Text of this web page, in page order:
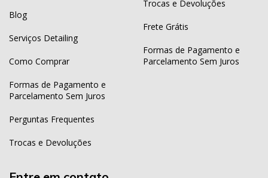
Blog
Serviços Detailing
Como Comprar
Formas de Pagamento e
Parcelamento Sem Juros
Perguntas Frequentes
Trocas e Devoluções
Trocas e Devoluções
Frete Grátis
Formas de Pagamento e
Parcelamento Sem Juros